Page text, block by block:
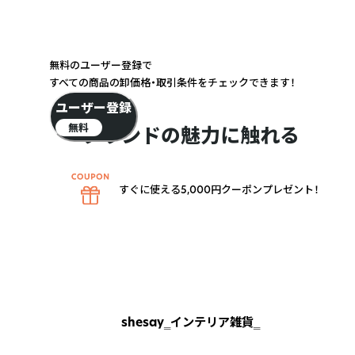
ブランドの魅力に触れる
shesay‗インテリア雑貨‗
無料のユーザー登録で
すべての商品の卸価格・取引条件をチェックできます！
ユーザー登録
無料
すぐに使える5,000円クーポンプレゼント！